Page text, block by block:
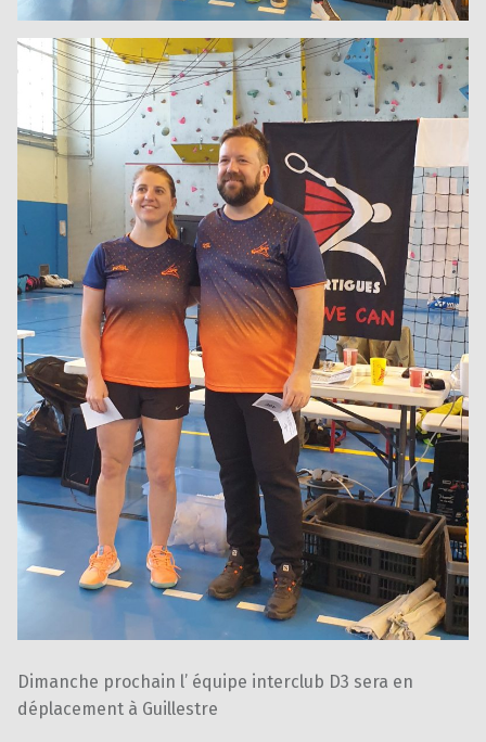
Dimanche prochain l’ équipe interclub D3 sera en
déplacement à Guillestre